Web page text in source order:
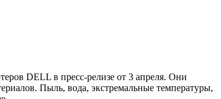
DELL в пресс-релизе от 3 апреля. Они
Пыль, вода, экстремальные температуры,